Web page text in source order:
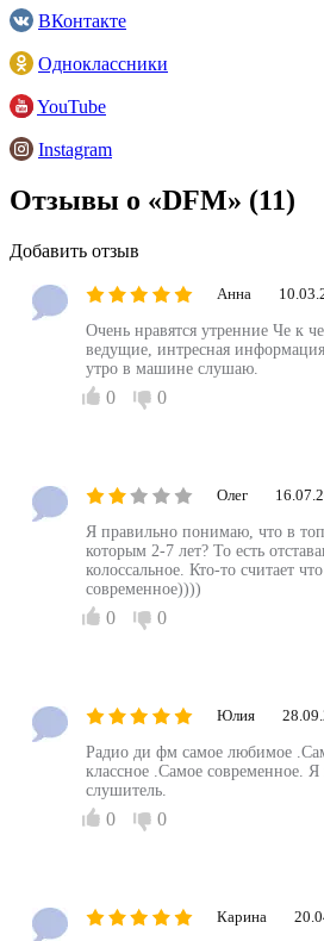
ВКонтакте
Одноклассники
YouTube
Instagram
Отзывы о «DFM» (11)
Добавить отзыв
Анна
Очень нравятся утренние Че к
ведущие, интресная
утро в машине слушаю.
0 0
Олег
Я правильно понимаю, что в
которым 2-7 лет? То есть
колоссальное. Кто-то считает
современное))))
0 0
Юлия
Радио ди фм самое любимое
классное .Самое современное.
слушитель.
0 0
Карина